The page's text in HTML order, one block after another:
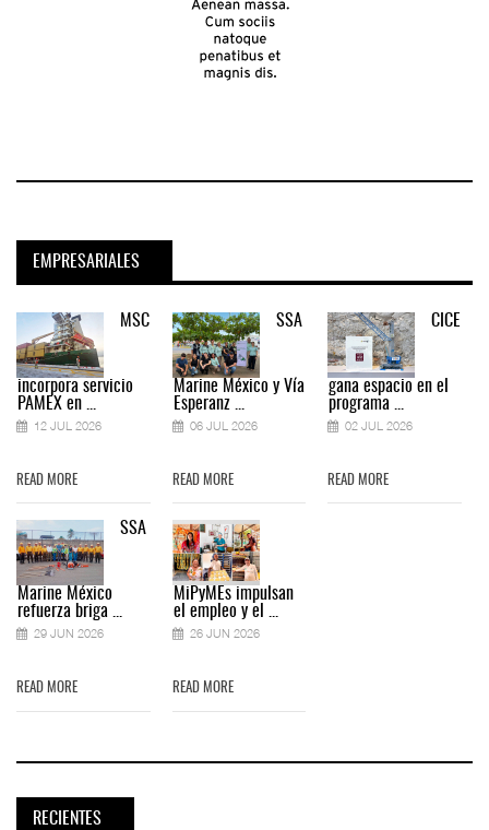
EMPRESARIALES
MSC
incorpora servicio
PAMEX en ...
12 JUL 2026
READ MORE
SSA
Marine México
refuerza briga ...
29 JUN 2026
READ MORE
SSA
Marine México y Vía
Esperanz ...
06 JUL 2026
READ MORE
MiPyMEs impulsan
el empleo y el ...
26 JUN 2026
READ MORE
CICE
gana espacio en el
programa ...
02 JUL 2026
READ MORE
RECIENTES